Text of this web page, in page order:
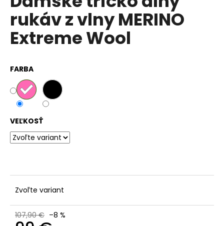
5
hviezdičiek.
rukáv z vlny MERINO
Extreme Wool
FARBA
VEĽKOSŤ
Zvoľte variant
107,90 € –8 %
a
m
e